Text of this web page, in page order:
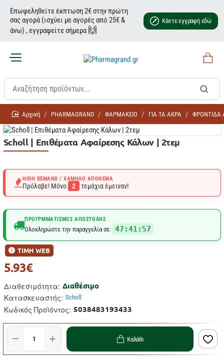
Επωφεληθείτε έκπτωση 2€ στην πρώτη
σας αγορά (ισχύει με αγορές από 25€ &
άνω) , εγγραφείτε σήμερα 🙌
Κάντε εγγραφή εδώ
homePHARMAGRAND ΦΑΡΜΑΚΕΙΟ ΓΙΑ ΤΑ ΑΚΡΑ ΦΡΟΝΤΙΔΑ
Scholl | Επιθέματα Αφαίρεσης Κάλων | 2τεμ
HIGH DEMAND / ΧΑΜΗΛΌ ΑΠΌΘΕΜΑ
Πρόλαβε! Μόνο 2 τεμάχια έμειναν!
ΠΡΟΓΡΜΜΑΤΙΣΜΌΣ ΑΠΟΣΤΟΛΉΣ
Ολοκληρώστε την παραγγελία σε: 47:41:57
Διαθεσιμότητα: Διαθέσιμο
Κατασκευαστής: Scholl
Κωδικός Προϊόντος: 5038483193433
ΤΙΜΗ WEB
5.93€
Καλάθι